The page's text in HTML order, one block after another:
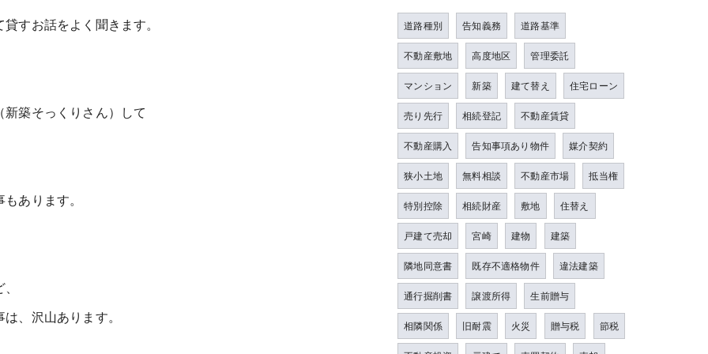
すお話をよく聞きます。
築そっくりさん）して
あります。
、沢山あります。
道路種別 告知義務 道路基準
不動産敷地 高度地区 管理委託
マンション 新築 建て替え 住宅ローン
売り先行 相続登記 不動産賃貸
不動産購入 告知事項あり物件 媒介契約
狭小土地 無料相談 不動産市場 抵当権
特別控除 相続財産 敷地 住替え
戸建て売却 宮崎 建物 建築
隣地同意書 既存不適格物件 違法建築
通行掘削書 譲渡所得 生前贈与
相隣関係 旧耐震 火災 贈与税 節税